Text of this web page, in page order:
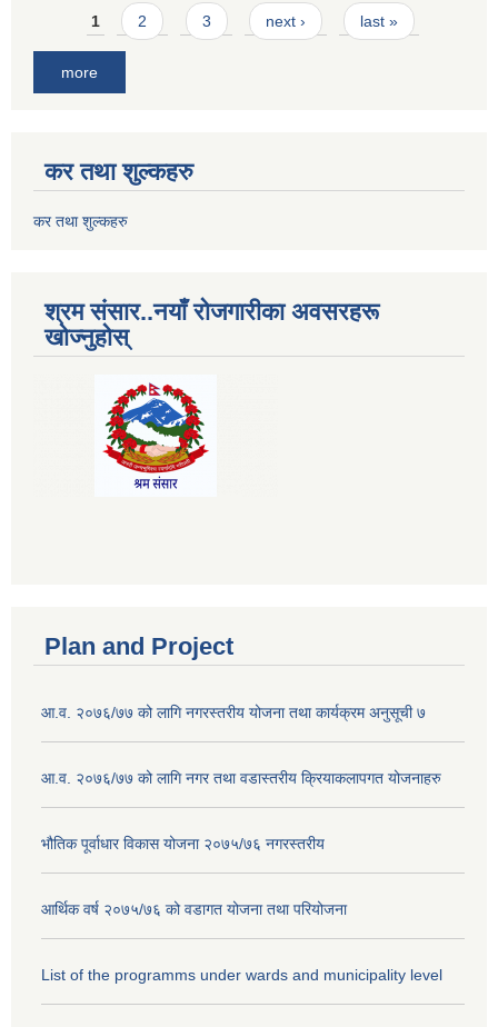
Pages
1 2 3 next › last »
more
कर तथा शुल्कहरु
कर तथा शुल्कहरु
श्रम संसार..नयाँ रोजगारीका अवसरहरू
खोज्नुहोस्
Plan and Project
आ.व. २०७६/७७ को लागि नगरस्तरीय योजना तथा कार्यक्रम अनुसूची ७
आ.व. २०७६/७७ को लागि नगर तथा वडास्तरीय क्रियाकलापगत योजनाहरु
भौतिक पूर्वाधार विकास योजना २०७५/७६ नगरस्तरीय
आर्थिक वर्ष २०७५/७६ को वडागत योजना तथा परियोजना
List of the programms under wards and municipality level